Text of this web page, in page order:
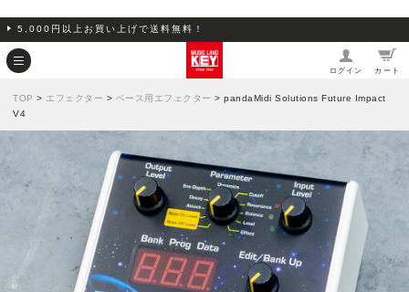
5,000円以上お買い上げで送料無料！
ログイン カート
TOP > エフェクター > ベース用エフェクター > pandaMidi Solutions Future Impact
V4